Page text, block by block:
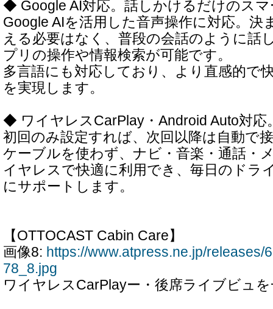
◆ Google AI対応。話しかけるだけのスマ
Google AIを活用した音声操作に対応。決
える必要はなく、普段の会話のように話
プリの操作や情報検索が可能です。
多言語にも対応しており、より直感的で
を実現します。
◆ ワイヤレスCarPlay・Android Auto対応
初回のみ設定すれば、次回以降は自動で
ケーブルを使わず、ナビ・音楽・通話・
イヤレスで快適に利用でき、毎日のドラ
にサポートします。
【OTTOCAST Cabin Care】
画像8: https://www.atpress.ne.jp/releases/
78_8.jpg
ワイヤレスCarPlayー・後席ライブビュ